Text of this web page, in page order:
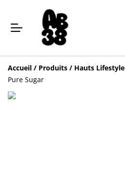
Accueil / Produits / Hauts Lifestyle
Pure Sugar